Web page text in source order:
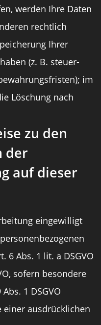
werden Ihre Daten
rechtlich
Ihrer
(z. B. steuer-
im
Löschung nach
zu den
der
auf dieser
eingewilligt
6 Abs. 1 lit. a DSGVO
sofern besondere
1 DSGVO
einer ausdrücklichen